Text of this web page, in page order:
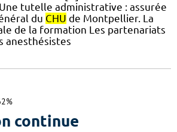
tutelle administrative : assurée
du CHU de Montpellier. La
de la formation Les partenariats
anesthésistes
continue